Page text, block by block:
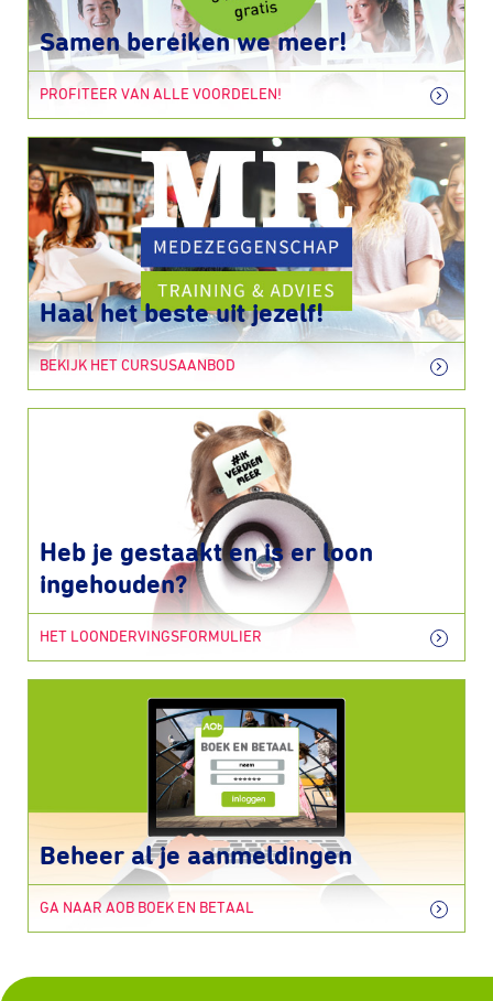
Samen bereiken we meer!
PROFITEER VAN ALLE VOORDELEN!
Haal het beste uit jezelf!
BEKIJK HET CURSUSAANBOD
Heb je gestaakt en is er loon
ingehouden?
HET LOONDERVINGSFORMULIER
Beheer al je aanmeldingen
GA NAAR AOB BOEK EN BETAAL